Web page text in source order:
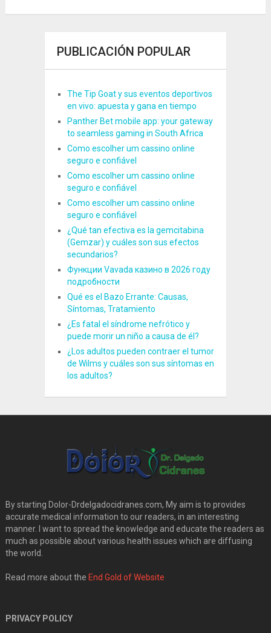
PUBLICACIÓN POPULAR
The Tip Goat y sus eventos deportivos
en vivo: apuesta y gana en tiempo
Panther Bet mobile app: your gateway
to seamless gaming in South Africa
Como escolher um cassino online
seguro e confiável
Como escolher um cassino online
seguro e confiável
Como escolher um cassino online
seguro e confiável
¿Qué tan efectiva es la gemcitabina
(Gemzar) y cuáles son sus efectos
secundarios?
Функции Vavada казино в 2026 году
подробности
Qué es el Bazo Errante: Causas,
Síntomas, Tratamiento
¿Es fatal el síndrome nefrótico y
puede morir un niño a causa de él?
¿Los adultos pueden contraer el tumor
de Wilms y cuáles son sus síntomas en
los adultos?
By starting Dolor-Drdelgadocidranes.com, My aim is to provides
accurate medical information to our readers, in an interesting
manner. I want to spread the knowledge and educate the readers as
much as possible about various health issues which are diffusing
the world.
Read more about the End Gold of Website
PRIVACY POLICY